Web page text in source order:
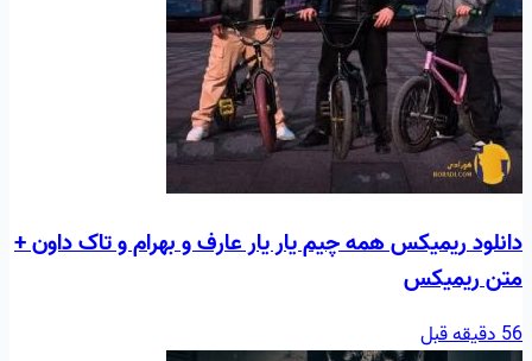
دانلود ریمیکس همه چیم یار یار عارف و بهرام و تاک داون +
متن ریمیکس
56 دقیقه قبل